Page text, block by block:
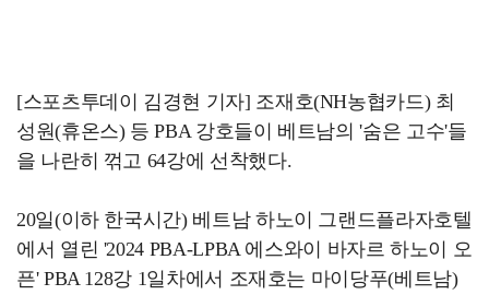
[스포츠투데이 김경현 기자] 조재호(NH농협카드) 최
성원(휴온스) 등 PBA 강호들이 베트남의 '숨은 고수'들
을 나란히 꺾고 64강에 선착했다.
20일(이하 한국시간) 베트남 하노이 그랜드플라자호텔
에서 열린 '2024 PBA-LPBA 에스와이 바자르 하노이 오
픈' PBA 128강 1일차에서 조재호는 마이당푸(베트남)